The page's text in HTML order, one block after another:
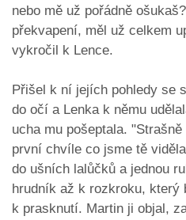
nebo mě už pořádně
překvapení, měl už celkem
vykročil k Lence.
Přišel k ní jejích pohledy se
do očí a Lenka k němu
ucha mu pošeptala.
první chvíle co jsme tě
do ušních lalůčků a jednou
hrudník až k rozkroku,
k prasknutí. Martin ji objal,